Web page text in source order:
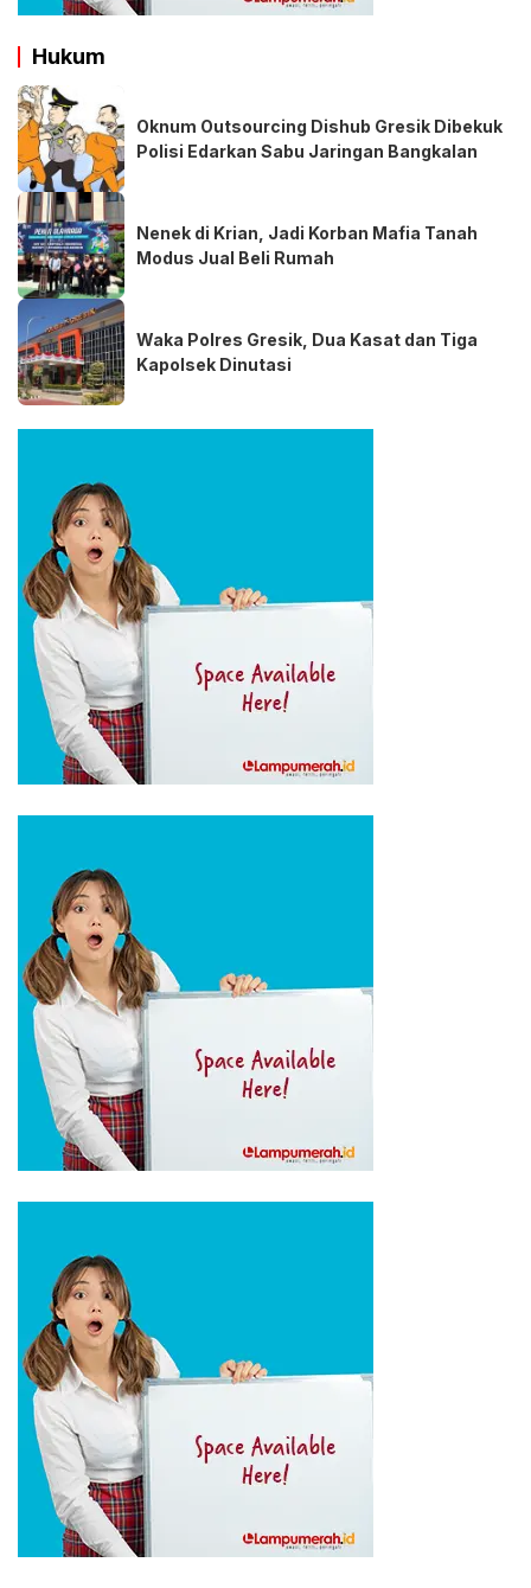
Hukum
Oknum Outsourcing Dishub Gresik Dibekuk
Polisi Edarkan Sabu Jaringan Bangkalan
Nenek di Krian, Jadi Korban Mafia Tanah
Modus Jual Beli Rumah
Waka Polres Gresik, Dua Kasat dan Tiga
Kapolsek Dinutasi